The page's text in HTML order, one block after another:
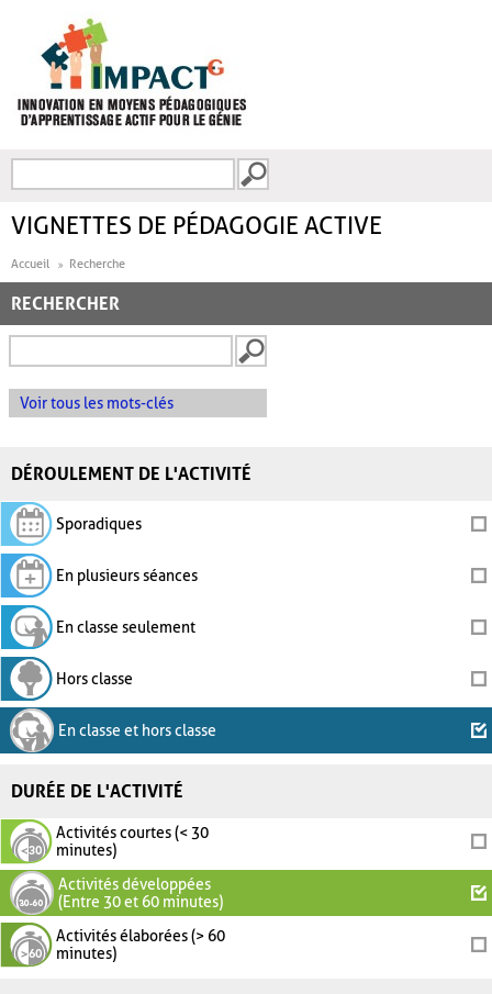
FORMULAIRE DE
VIGNETTES DE PÉDAGOGIE ACTIVE
Accueil Recherche
RECHERCHER
Voir tous les mots-clés
DÉROULEMENT DE L'ACTIVITÉ
Sporadiques
En plusieurs séances
En classe seulement
Hors classe
En classe et hors classe
DURÉE DE L'ACTIVITÉ
Activités courtes (< 30
minutes)
Activités développées
(Entre 30 et 60 minutes)
Activités élaborées (> 60
minutes)